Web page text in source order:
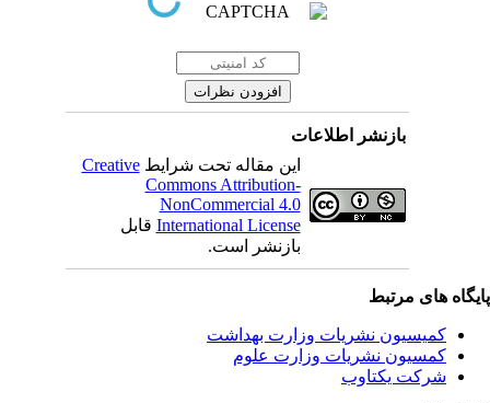
بازنشر اطلاعات
این مقاله تحت شرایطCreative
Commons Attribution-
NonCommercial 4.0
International Licenseقابل
بازنشر است.
های مرتبط
کمیسیون نشریات وزارت بهداشت
کمسیون نشریات وزارت علوم
شرکت یکتاوب